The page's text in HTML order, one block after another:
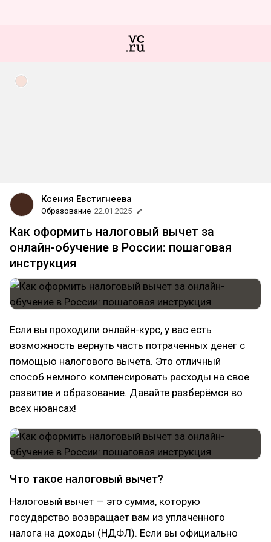
Ксения Евстигнеева
Образование 22.01.2025
Как оформить налоговый вычет за
онлайн-обучение в России: пошаговая
инструкция
Если вы проходили онлайн-курс, у вас есть
возможность вернуть часть потраченных денег с
помощью налогового вычета. Это отличный
способ немного компенсировать расходы на свое
развитие и образование. Давайте разберёмся во
всех нюансах!
Что такое налоговый вычет?
Налоговый вычет — это сумма, которую
государство возвращает вам из уплаченного
налога на доходы (НДФЛ). Если вы официально